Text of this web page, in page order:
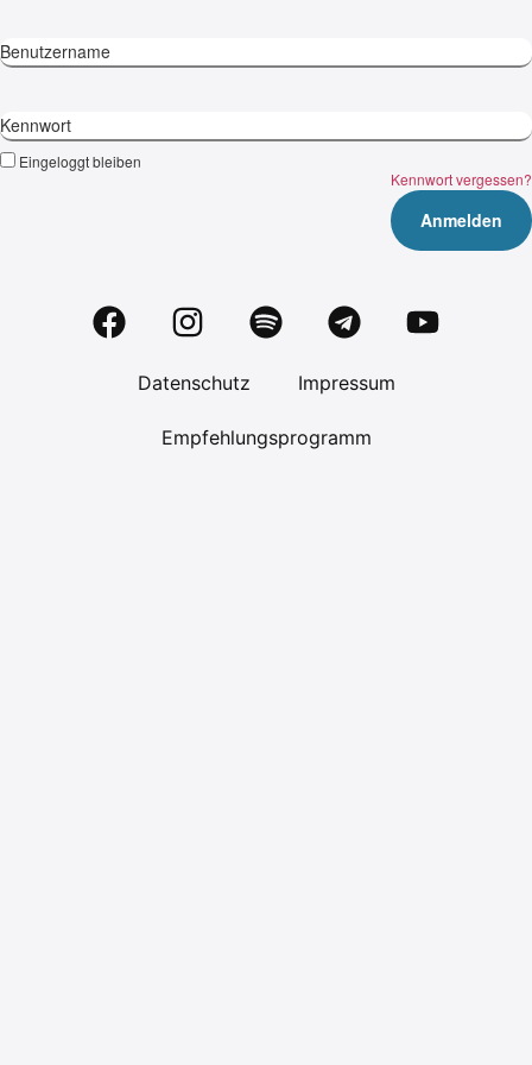
Benutzername
Kennwort
Eingeloggt bleiben
Kennwort vergessen?
Datenschutz Impressum
Empfehlungsprogramm